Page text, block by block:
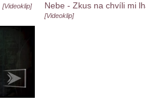
[Videoklip] Nebe - Zkus na chvíli mi
[Videoklip]